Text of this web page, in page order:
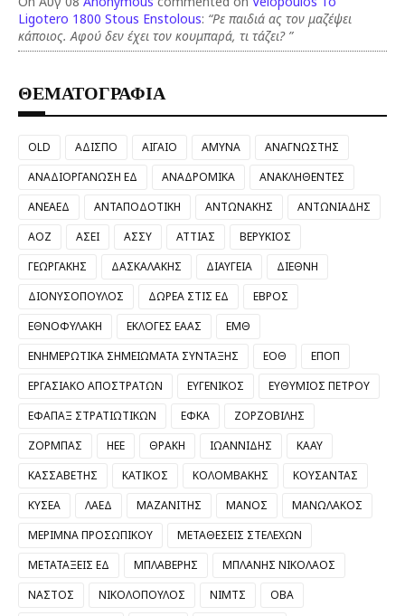
Ligotero 1800 Stous Enstolous: “Ρε παιδιά ας τον μαζέψει
κάποιος. Αφού δεν έχει τον κουμπαρά, τι τάζει? ”
ΘΕΜΑΤΟΓΡΑΦΙΑ
OLD ΑΔΙΣΠΟ ΑΙΓΑΙΟ ΑΜΥΝΑ
ΑΝΑΓΝΩΣΤΗΣ
ΑΝΑΔΙΟΡΓΑΝΩΣΗ ΕΔ
ΑΝΑΔΡΟΜΙΚΑ
ΑΝΑΚΛΗΘΕΝΤΕΣ
ΑΝΕΑΕΔ
ΑΝΤΑΠΟΔΟΤΙΚΗ ΑΝΤΩΝΑΚΗΣ
ΑΝΤΩΝΙΑΔΗΣ
ΑΟΖ
ΑΣΕΙ ΑΣΣΥ ΑΤΤΙΑΣ
ΒΕΡΥΚΙΟΣ
ΓΕΩΡΓΑΚΗΣ
ΔΑΣΚΑΛΑΚΗΣ ΔΙΑΥΓΕΙΑ
ΔΙΕΘΝΗ
ΔΙΟΝΥΣΟΠΟΥΛΟΣ
ΔΩΡΕΑ ΣΤΙΣ ΕΔ
ΕΒΡΟΣ
ΕΘΝΟΦΥΛΑΚΗ
ΕΚΛΟΓΕΣ ΕΑΑΣ
ΕΜΘ
ΕΝΗΜΕΡΩΤΙΚΑ ΣΗΜΕΙΩΜΑΤΑ ΣΥΝΤΑΞΗΣ
ΕΟΘ
ΕΠΟΠ
ΕΡΓΑΣΙΑΚΟ ΑΠΟΣΤΡΑΤΩΝ
ΕΥΓΕΝΙΚΟΣ
ΕΥΘΥΜΙΟΣ ΠΕΤΡΟΥ
ΕΦΑΠΑΞ ΣΤΡΑΤΙΩΤΙΚΩΝ
ΕΦΚΑ
ΖΟΡΖΟΒΙΛΗΣ
ΖΟΡΜΠΑΣ
ΗΕΕ ΘΡΑΚΗ ΙΩΑΝΝΙΔΗΣ
ΚΑΑΥ
ΚΑΣΣΑΒΕΤΗΣ
ΚΑΤΙΚΟΣ ΚΟΛΟΜΒΑΚΗΣ
ΚΟΥΣΑΝΤΑΣ
ΚΥΣΕΑ
ΛΑΕΔ ΜΑΖΑΝΙΤΗΣ ΜΑΝΟΣ
ΜΑΝΩΛΑΚΟΣ
ΜΕΡΙΜΝΑ ΠΡΟΣΩΠΙΚΟΥ
ΜΕΤΑΘΕΣΕΙΣ ΣΤΕΛΕΧΩΝ
ΜΕΤΑΤΑΞΕΙΣ ΕΔ
ΜΠΛΑΒΕΡΗΣ
ΜΠΛΑΝΗΣ ΝΙΚΟΛΑΟΣ
ΝΑΣΤΟΣ
ΝΙΚΟΛΟΠΟΥΛΟΣ ΝΙΜΤΣ
ΟΒΑ